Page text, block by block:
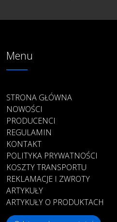
Menu
STRONA GŁÓWNA
NOWOŚCI
PRODUCENCI
REGULAMIN
KONTAKT
POLITYKA PRYWATNOŚCI
KOSZTY TRANSPORTU
REKLAMACJE I ZWROTY
ARTYKUŁY
ARTYKUŁY O PRODUKTACH